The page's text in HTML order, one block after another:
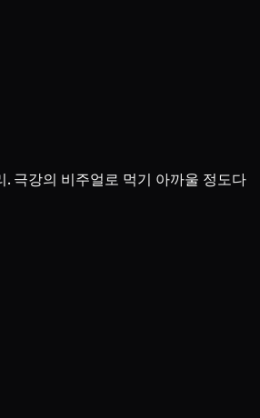
극강의 비주얼로 먹기 아까울 정도다